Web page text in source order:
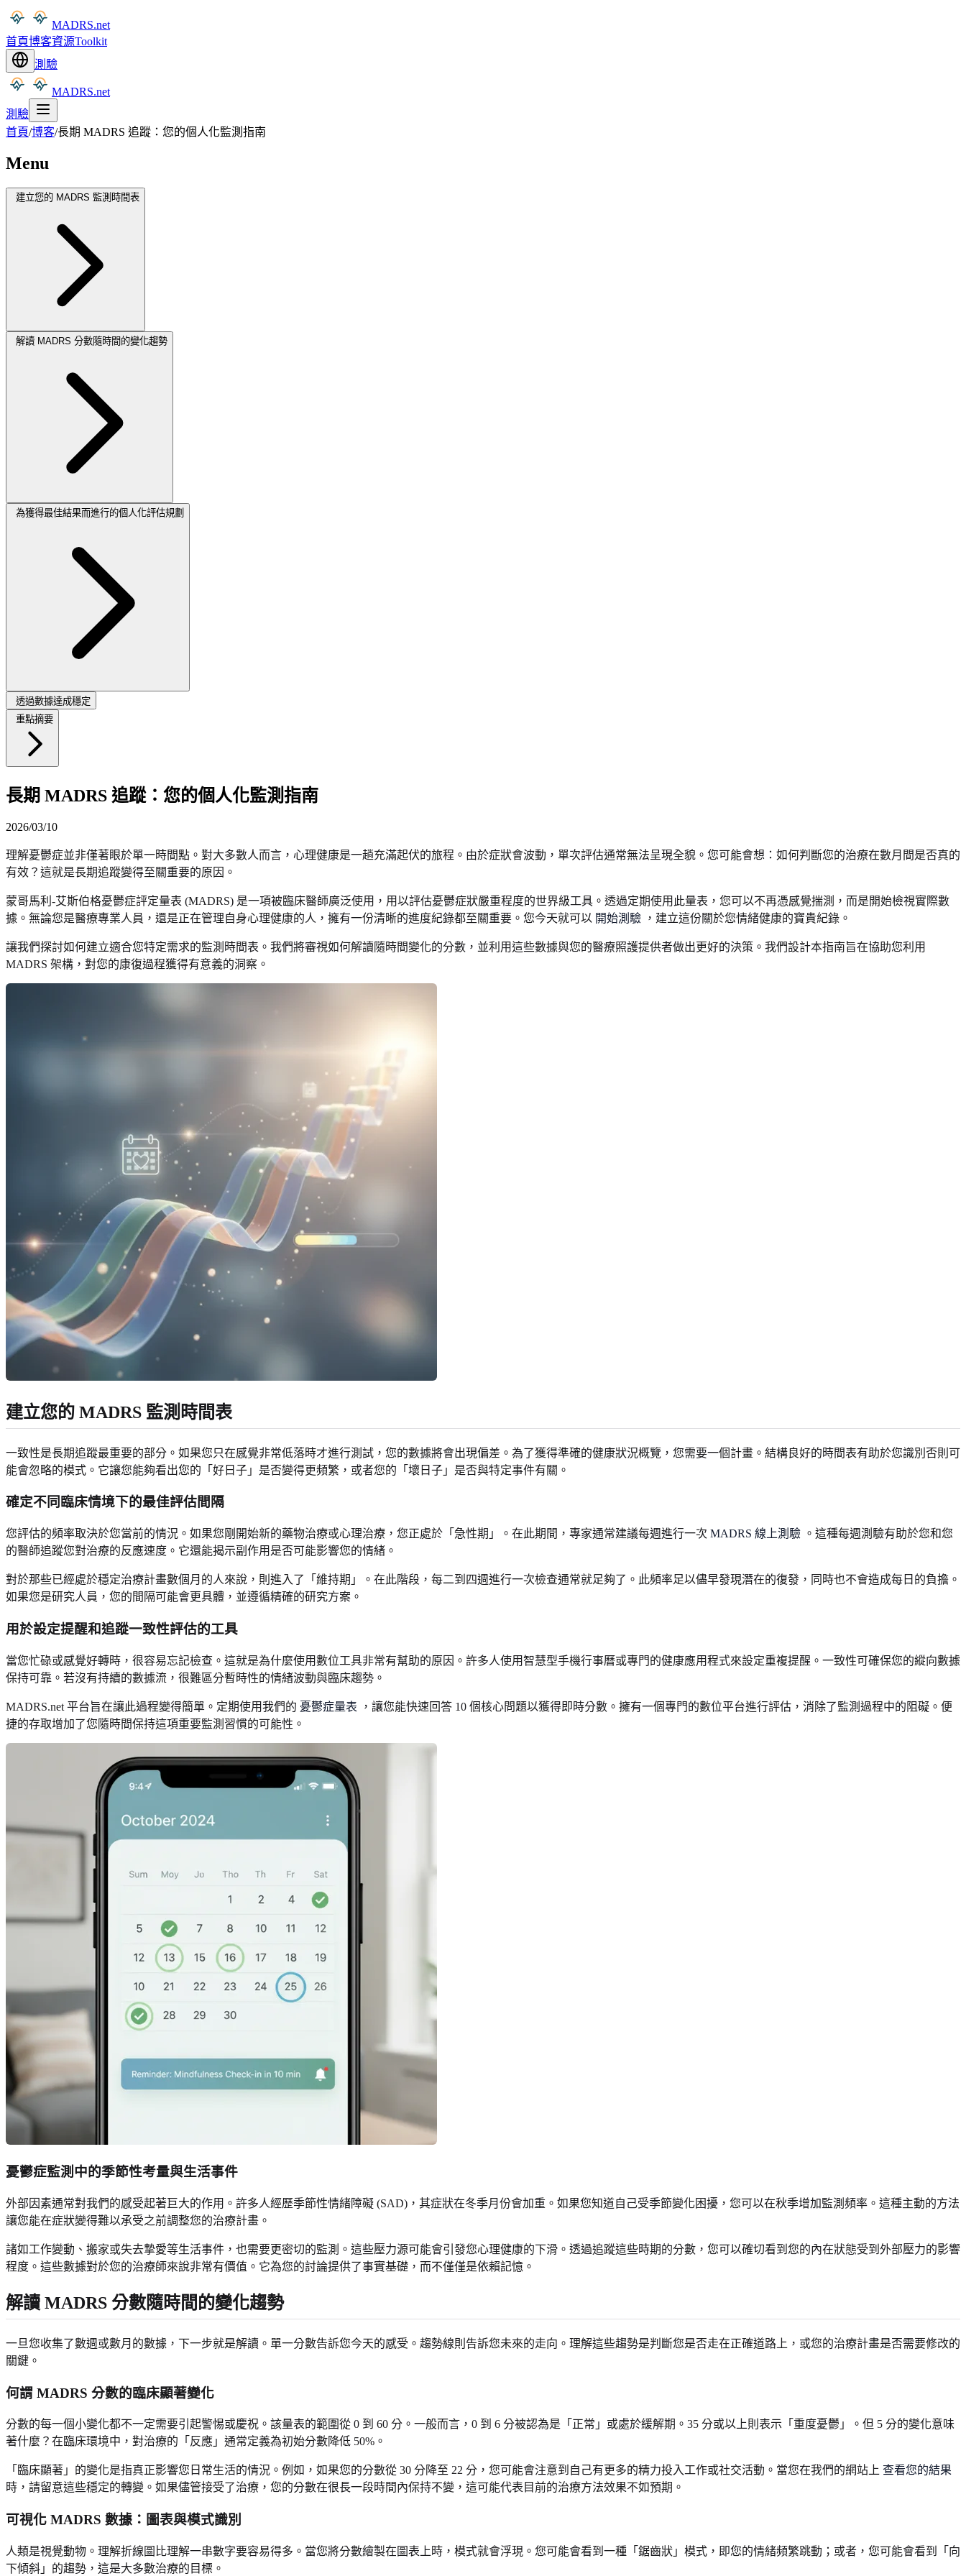
MADRS.net
首頁博客資源Toolkit
測驗
MADRS.net
測驗
首頁/博客/長期 MADRS 追蹤：您的個人化監測指南
Menu
建立您的 MADRS 監測時間表
解讀 MADRS 分數隨時間的變化趨勢
為獲得最佳結果而進行的個人化評估規劃
透過數據達成穩定
重點摘要
長期 MADRS 追蹤：您的個人化監測指南
2026/03/10
理解憂鬱症並非僅著眼於單一時間點。對大多數人而言，心理健康是一趟充滿起伏的旅程。由於症狀會波動，單次評估通常無法呈現全貌。您可能會想：如何判斷您的治療在數月間是否真的
有效？這就是長期追蹤變得至關重要的原因。
蒙哥馬利-艾斯伯格憂鬱症評定量表 (MADRS) 是一項被臨床醫師廣泛使用，用以評估憂鬱症狀嚴重程度的世界級工具。透過定期使用此量表，您可以不再憑感覺揣測，而是開始檢視實際數
據。無論您是醫療專業人員，還是正在管理自身心理健康的人，擁有一份清晰的進度紀錄都至關重要。您今天就可以 開始測驗 ，建立這份關於您情緒健康的寶貴紀錄。
讓我們探討如何建立適合您特定需求的監測時間表。我們將審視如何解讀隨時間變化的分數，並利用這些數據與您的醫療照護提供者做出更好的決策。我們設計本指南旨在協助您利用
MADRS 架構，對您的康復過程獲得有意義的洞察。
建立您的 MADRS 監測時間表
一致性是長期追蹤最重要的部分。如果您只在感覺非常低落時才進行測試，您的數據將會出現偏差。為了獲得準確的健康狀況概覽，您需要一個計畫。結構良好的時間表有助於您識別否則可
能會忽略的模式。它讓您能夠看出您的「好日子」是否變得更頻繁，或者您的「壞日子」是否與特定事件有關。
確定不同臨床情境下的最佳評估間隔
您評估的頻率取決於您當前的情況。如果您剛開始新的藥物治療或心理治療，您正處於「急性期」。在此期間，專家通常建議每週進行一次 MADRS 線上測驗 。這種每週測驗有助於您和您
的醫師追蹤您對治療的反應速度。它還能揭示副作用是否可能影響您的情緒。
對於那些已經處於穩定治療計畫數個月的人來說，則進入了「維持期」。在此階段，每二到四週進行一次檢查通常就足夠了。此頻率足以儘早發現潛在的復發，同時也不會造成每日的負擔。
如果您是研究人員，您的間隔可能會更具體，並遵循精確的研究方案。
用於設定提醒和追蹤一致性評估的工具
當您忙碌或感覺好轉時，很容易忘記檢查。這就是為什麼使用數位工具非常有幫助的原因。許多人使用智慧型手機行事曆或專門的健康應用程式來設定重複提醒。一致性可確保您的縱向數據
保持可靠。若沒有持續的數據流，很難區分暫時性的情緒波動與臨床趨勢。
MADRS.net 平台旨在讓此過程變得簡單。定期使用我們的 憂鬱症量表 ，讓您能快速回答 10 個核心問題以獲得即時分數。擁有一個專門的數位平台進行評估，消除了監測過程中的阻礙。便
捷的存取增加了您隨時間保持這項重要監測習慣的可能性。
憂鬱症監測中的季節性考量與生活事件
外部因素通常對我們的感受起著巨大的作用。許多人經歷季節性情緒障礙 (SAD)，其症狀在冬季月份會加重。如果您知道自己受季節變化困擾，您可以在秋季增加監測頻率。這種主動的方法
讓您能在症狀變得難以承受之前調整您的治療計畫。
諸如工作變動、搬家或失去摯愛等生活事件，也需要更密切的監測。這些壓力源可能會引發您心理健康的下滑。透過追蹤這些時期的分數，您可以確切看到您的內在狀態受到外部壓力的影響
程度。這些數據對於您的治療師來說非常有價值。它為您的討論提供了事實基礎，而不僅僅是依賴記憶。
解讀 MADRS 分數隨時間的變化趨勢
一旦您收集了數週或數月的數據，下一步就是解讀。單一分數告訴您今天的感受。趨勢線則告訴您未來的走向。理解這些趨勢是判斷您是否走在正確道路上，或您的治療計畫是否需要修改的
關鍵。
何謂 MADRS 分數的臨床顯著變化
分數的每一個小變化都不一定需要引起警惕或慶祝。該量表的範圍從 0 到 60 分。一般而言，0 到 6 分被認為是「正常」或處於緩解期。35 分或以上則表示「重度憂鬱」。但 5 分的變化意味
著什麼？在臨床環境中，對治療的「反應」通常定義為初始分數降低 50%。
「臨床顯著」的變化是指真正影響您日常生活的情況。例如，如果您的分數從 30 分降至 22 分，您可能會注意到自己有更多的精力投入工作或社交活動。當您在我們的網站上 查看您的結果
時，請留意這些穩定的轉變。如果儘管接受了治療，您的分數在很長一段時間內保持不變，這可能代表目前的治療方法效果不如預期。
可視化 MADRS 數據：圖表與模式識別
人類是視覺動物。理解折線圖比理解一串數字要容易得多。當您將分數繪製在圖表上時，模式就會浮現。您可能會看到一種「鋸齒狀」模式，即您的情緒頻繁跳動；或者，您可能會看到「向
下傾斜」的趨勢，這是大多數治療的目標。